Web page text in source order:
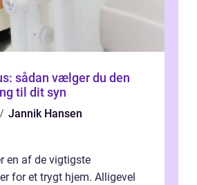
sådan vælger du den
til dit syn
Jannik Hansen
en af de vigtigste
for et trygt hjem. Alligevel